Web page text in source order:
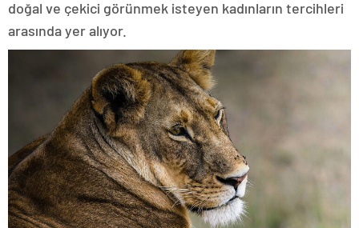
doğal ve çekici görünmek isteyen kadınların tercihleri
arasında yer alıyor.